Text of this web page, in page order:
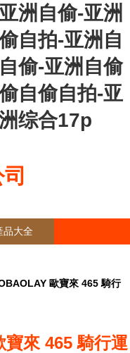
洲自偷-亚洲
自拍-亚洲自
偷-亚洲自偷
自偷自拍-亚
综合17p
品大全
歐寶來 465 騎行
來 465 騎行運